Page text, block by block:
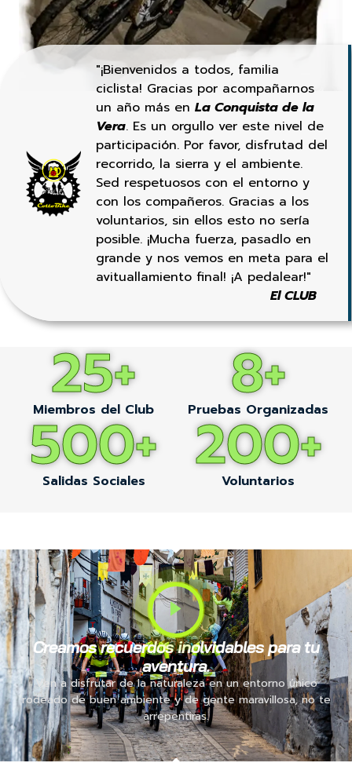
"¡Bienvenidos a todos, familia
ciclista! Gracias por acompañarnos
un año más enLa Conquista de la
Vera. Es un orgullo ver este nivel de
participación. Por favor, disfrutad del
recorrido, la sierra y el ambiente.
Sed respetuosos con el entorno y
con los compañeros. Gracias a los
voluntarios, sin ellos esto no sería
posible. ¡Mucha fuerza, pasadlo en
grande y nos vemos en meta para el
avituallamiento final! ¡A pedalear!"
El CLUB
Miembros del Club
25+ Pruebas Organizadas
8+
Salidas Sociales
500+ Voluntarios
200+
Creamos recuerdos inolvidables para tu
aventura.
Ven a disfrutar de la naturaleza en un entorno único
rodeado de buen ambiente y de gente maravillosa, no te
arrepentiras.